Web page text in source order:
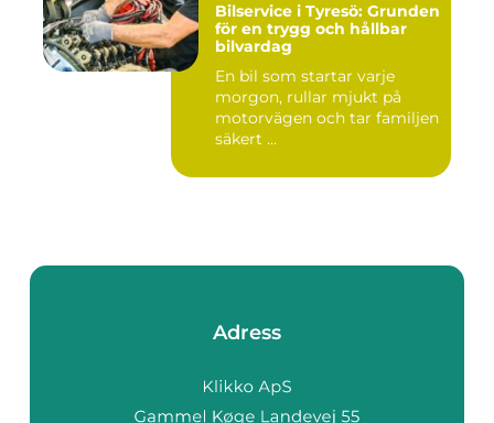
Bilservice i Tyresö: Grunden
för en trygg och hållbar
bilvardag
En bil som startar varje
morgon, rullar mjukt på
motorvägen och tar familjen
säkert ...
Adress